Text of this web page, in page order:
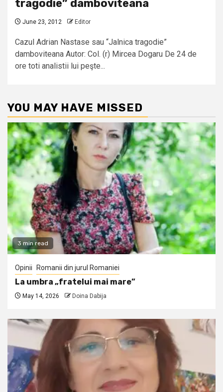
tragodie” damboviteana
June 23, 2012 Editor
Cazul Adrian Nastase sau “Jalnica tragodie”
damboviteana Autor: Col. (r) Mircea Dogaru De 24 de
ore toti analistii lui peşte...
YOU MAY HAVE MISSED
3 min read
Opinii Romanii din jurul Romaniei
La umbra „fratelui mai mare”
May 14, 2026 Doina Dabija